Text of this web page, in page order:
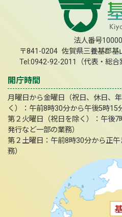
法人番号
〒841-0204 佐賀県三養基郡基
Tel:0942-92-2011（代表・総
開庁時間
月曜日から金曜日（祝日、休日、
く）：午前8時30分から午後5時15
第２火曜日（祝日を除く）：午後
発行など一部の業務）
第２土曜日：午前8時30分から正
務）